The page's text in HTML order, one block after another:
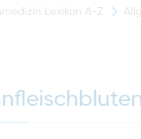
Lexikon A-Z